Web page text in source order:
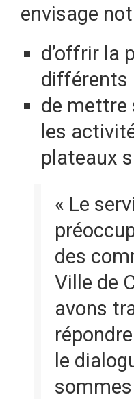
envisage
d’offrir la
différents
de mettre
les
plateaux
« Le
des
Ville de
avons
le